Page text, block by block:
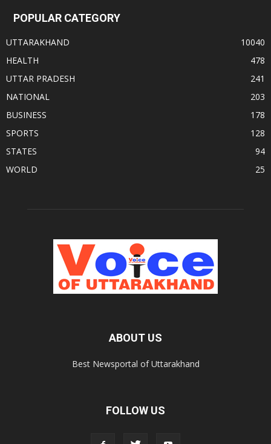
POPULAR CATEGORY
UTTARAKHAND
10040
HEALTH
478
UTTAR PRADESH
241
NATIONAL
203
BUSINESS
178
SPORTS
128
STATES
94
WORLD
25
ABOUT US
Best Newsportal of Uttarakhand
FOLLOW US